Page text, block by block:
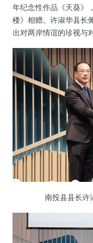
年纪念性作品《天葵》
楼》相赠。许淑华县长
出对两岸情谊的珍视与
南投县县长许